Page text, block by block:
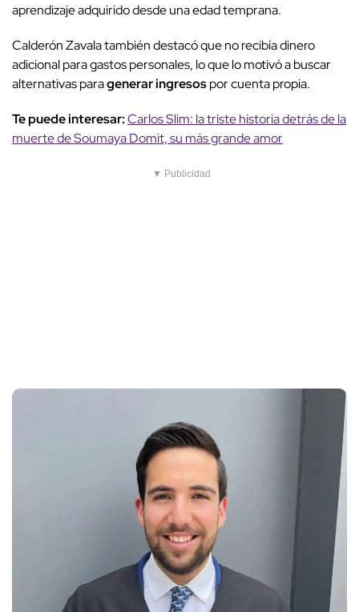
aprendizaje adquirido desde una edad temprana.
Calderón Zavala también destacó que no recibía dinero
adicional para gastos personales, lo que lo motivó a buscar
alternativas paragenerar ingresospor cuenta propia.
Te puede interesar:Carlos Slim: la triste historia detrás de la
muerte de Soumaya Domit, su más grande amor
▼ Publicidad